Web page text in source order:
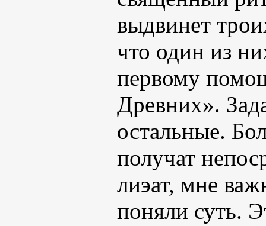
выдвинет
что один из
первому
Древних».
остальные.
получат
лиэат, мне
поняли суть.